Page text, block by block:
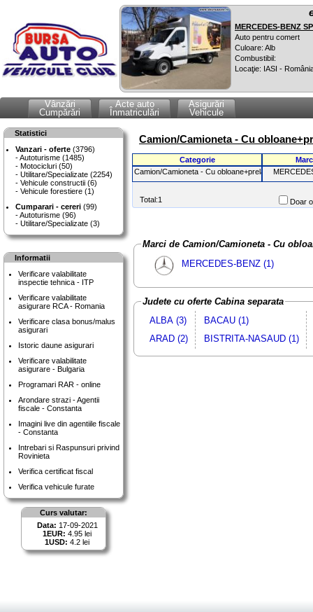
MERCEDES-BENZ
Auto pentru comert
Culoare: Alb
Combustibil:
Locaţie: IASI -
Vânzări
Cumpărări
Acte auto
Înmatriculări
Asigurări
Vehicule
Statistici
Vanzari - oferte (3796)
Autoturisme (1485)
Motocicluri (50)
Utilitare/Specializate (2254)
Vehicule constructii (6)
Vehicule forestiere (1)
Cumparari - cereri (99)
Autoturisme (96)
Utilitare/Specializate (3)
Informatii
Verificare valabilitate
inspectie tehnica - ITP
Verificare valabilitate
asigurare RCA - Romania
Verificare clasa bonus/malus
asigurari
Istoric daune asigurari
Verificare valabilitate
asigurare - Bulgaria
Programari RAR - online
Arondare strazi - Agentii
fiscale - Constanta
Imagini live din agentiile fiscale
- Constanta
Intrebari si Raspunsuri privind
Rovinieta
Verifica certificat fiscal
Verifica vehicule furate
Curs valutar:
Data: 17-09-2021
1EUR: 4.95 lei
1USD: 4.2 lei
Camion/Camioneta - Cu
Categorie
Camion/Camioneta - Cu obloane+prelata
Total:1 Doar
Marci de Camion/Camioneta - Cu
MERCEDES-BENZ (1)
Judete cu oferte Cabina separata
ALBA (3)
ARAD (2)
BACAU (1)
BISTRITA-NASAUD (1)